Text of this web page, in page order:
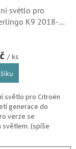
světlo pro
K9 2018-
(2017842052)
/ ks
světlo pro Citroën
generace do
verze se
světlem. (spíše